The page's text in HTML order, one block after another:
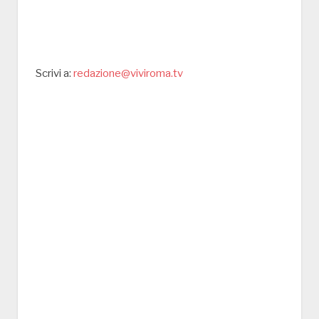
Scrivi a: redazione@viviroma.tv